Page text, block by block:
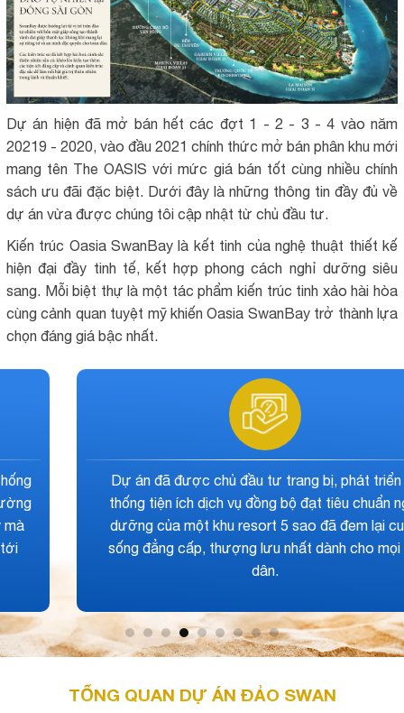
Dự án hiện đã mở bán hết các đợt 1 - 2 - 3 - 4 vào năm
20219 - 2020, vào đầu 2021 chính thức mở bán phân khu mới
mang tên The OASIS với mức giá bán tốt cùng nhiều chính
sách ưu đãi đặc biệt. Dưới đây là những thông tin đầy đủ về
dự án vừa được chúng tôi cập nhật từ chủ đầu tư.
Kiến trúc Oasia SwanBay là kết tinh của nghệ thuật thiết kế
hiện đại đầy tinh tế, kết hợp phong cách nghỉ dưỡng siêu
sang. Mỗi biệt thự là một tác phẩm kiến trúc tinh xảo hài hòa
cùng cảnh quan tuyệt mỹ khiến Oasia SwanBay trở thành lựa
chọn đáng giá bậc nhất.
bị, phát triển hệ
tiêu chuẩn nghỉ
đã đem lại cuộc
dành cho mọi cư
Mức giá bán của các sản
Phước chỉ từ 2.9 tỷ đồng/ căn.
hợp lý khi đem so sánh với
vực lân cận như: Quận 2;
TỔNG QUAN DỰ ÁN ĐẢO SWAN